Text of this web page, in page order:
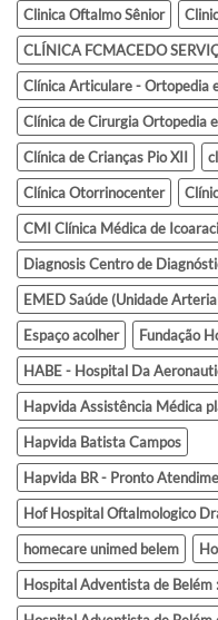
Clinica Oftalmo Sênior
CLÍNICA FCMACEDO
Clínica Articulare - Ortopedia
Clínica de Cirurgia Ortopedia
Clínica de Crianças Pio XII
Clínica Otorrinocenter
CMI Clínica Médica de Icoaraci
Diagnosis Centro de
EMED Saúde (Unidade
Espaço acolher
Fundação
HABE - Hospital Da
Hapvida Assistência Médica
Hapvida Batista Campos
Hapvida BR - Pronto
Hof Hospital Oftalmologico
homecare unimed belem
Hospital Adventista de Belém